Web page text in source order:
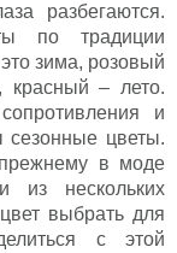
разбегаются.
по традиции
зима, розовый
– лето.
и
сезонные цветы.
в моде
из нескольких
выбрать для
с этой